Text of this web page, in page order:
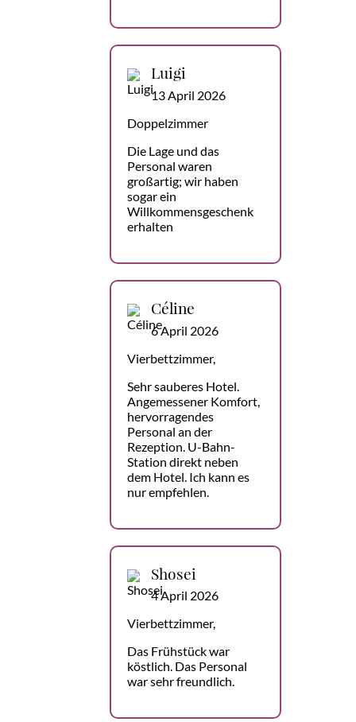
Luigi
13 April 2026
Doppelzimmer
Die Lage und das
Personal waren
großartig; wir haben
sogar ein
Willkommensgeschenk
erhalten
Céline
6 April 2026
Vierbettzimmer,
Sehr sauberes Hotel.
Angemessener Komfort,
hervorragendes
Personal an der
Rezeption. U-Bahn-
Station direkt neben
dem Hotel. Ich kann es
nur empfehlen.
Shosei
4 April 2026
Vierbettzimmer,
Das Frühstück war
köstlich. Das Personal
war sehr freundlich.